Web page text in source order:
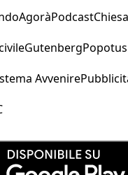
AgoràPodcastChiesa
GutenbergPopotus
Avvenire